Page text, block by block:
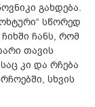
გახდება.
სწორედ
ჩანს, რომ
თავის
კი და რჩება
სხვის